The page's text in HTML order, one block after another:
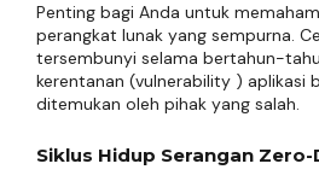
Penting bagi Anda untuk
perangkat lunak yang sempurna.
tersembunyi selama bertahun-
kerentanan (vulnerability ) aplikasi
ditemukan oleh pihak yang salah.
Siklus Hidup Serangan